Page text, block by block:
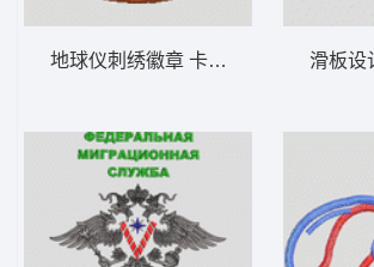
地球仪刺绣徽章 卡通童装章标贴布